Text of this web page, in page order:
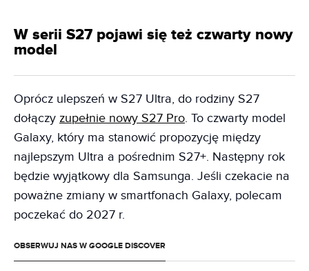
W serii S27 pojawi się też czwarty nowy
model
Oprócz ulepszeń w S27 Ultra, do rodziny S27
dołączy zupełnie nowy S27 Pro. To czwarty model
Galaxy, który ma stanowić propozycję między
najlepszym Ultra a pośrednim S27+. Następny rok
będzie wyjątkowy dla Samsunga. Jeśli czekacie na
poważne zmiany w smartfonach Galaxy, polecam
poczekać do 2027 r.
OBSERWUJ NAS W GOOGLE DISCOVER